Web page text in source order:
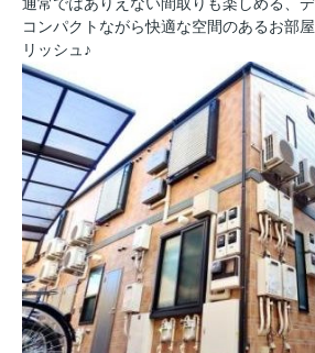
コンパクトながら快適な空間のあるお部
リッシュ♪